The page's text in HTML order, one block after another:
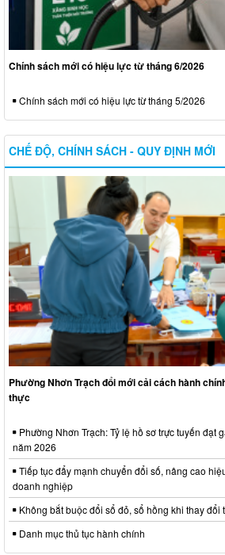
Chính sách mới có hiệu lực từ tháng 6/2026
Chính sách mới có hiệu lực từ tháng 5/2026
CHẾ ĐỘ, CHÍNH SÁCH - QUY ĐỊNH MỚI
Phường Nhơn Trạch đổi mới cải cách hành
thực
Phường Nhơn Trạch: Tỷ lệ hồ sơ trực tuyến đạt
năm 2026
Tiếp tục đẩy mạnh chuyển đổi số, nâng cao
doanh nghiệp
Không bắt buộc đổi sổ đỏ, sổ hồng khi thay
Danh mục thủ tục hành chính